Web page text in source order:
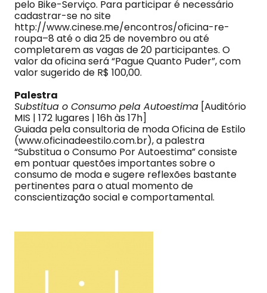
pelo Bike-Serviço. Para participar é necessário
cadastrar-se no site
http://www.cinese.me/encontros/oficina-re-
roupa–8 até o dia 25 de novembro ou até
completarem as vagas de 20 participantes. O
valor da oficina será “Pague Quanto Puder”, com
valor sugerido de R$ 100,00.
Palestra
Substitua o Consumo pela Autoestima [Auditório
MIS | 172 lugares | 16h às 17h]
Guiada pela consultoria de moda Oficina de Estilo
(www.oficinadeestilo.com.br), a palestra
“Substitua o Consumo Por Autoestima” consiste
em pontuar questões importantes sobre o
consumo de moda e sugere reflexões bastante
pertinentes para o atual momento de
conscientização social e comportamental.